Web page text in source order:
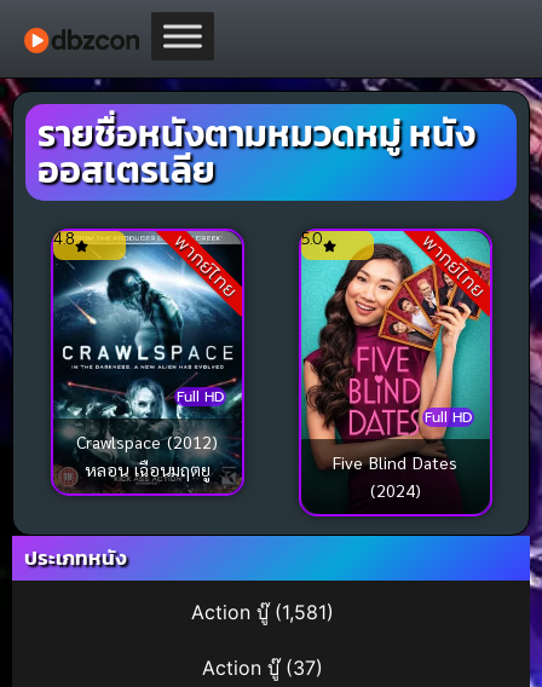
รายชื่อหนังตามหมวดหมู่ หนัง
ออสเตรเลีย
พากย์ไทย
Full HD
4.8
Crawlspace (2012)
หลอน เฉือนมฤตยู
พากย์ไทย
Full HD
5.0
Five Blind Dates
(2024)
ประเภทหนัง
Action บู๊(1,581)
Action บู๊(37)